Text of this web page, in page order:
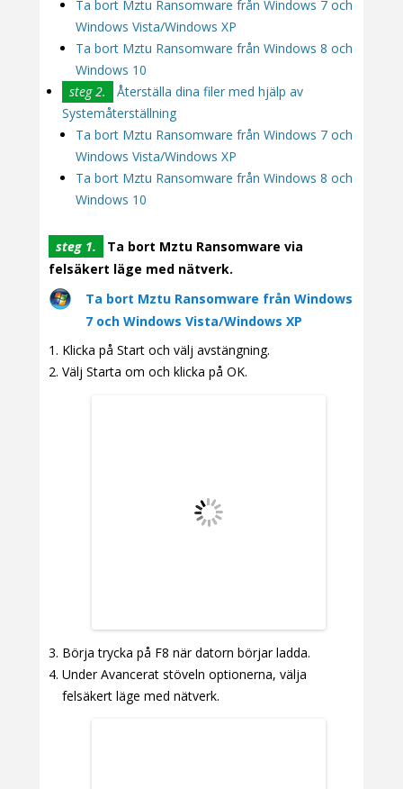
Ta bort Mztu Ransomware från Windows 7 och
Windows Vista/Windows XP
Ta bort Mztu Ransomware från Windows 8 och
Windows 10
steg 2.
Återställa dina filer med hjälp av
Systemåterställning
Ta bort Mztu Ransomware från Windows 7 och
Windows Vista/Windows XP
Ta bort Mztu Ransomware från Windows 8 och
Windows 10
steg 1.
Ta bort Mztu Ransomware via
felsäkert läge med nätverk.
Ta bort Mztu Ransomware från Windows
7 och Windows Vista/Windows XP
Klicka på Start och välj avstängning.
Välj Starta om och klicka på OK.
Börja trycka på F8 när datorn börjar ladda.
Under Avancerat stöveln optionerna, välja
felsäkert läge med nätverk.